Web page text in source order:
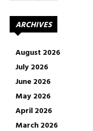
ARCHIVES
August 2026
July 2026
June 2026
May 2026
April 2026
March 2026